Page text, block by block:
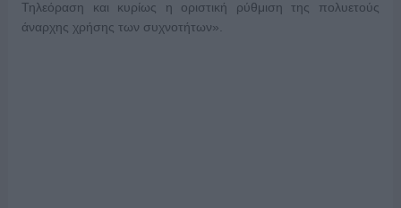
Τηλεόραση και κυρίως η οριστική ρύθμιση της πολυετούς
άναρχης χρήσης των συχνοτήτων».